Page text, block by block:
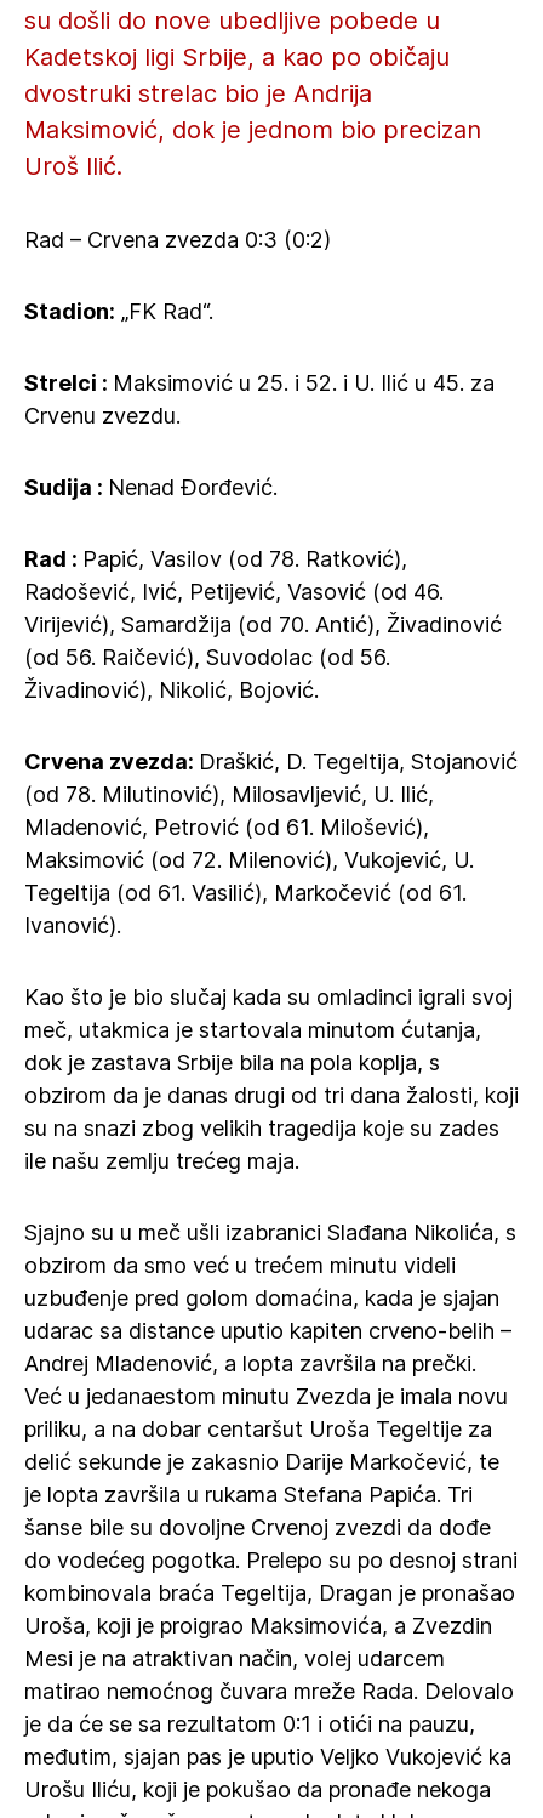
su došli do nove ubedljive pobede u
Kadetskoj ligi Srbije, a kao po običaju
dvostruki strelac bio je Andrija
Maksimović, dok je jednom bio precizan
Uroš Ilić.
Rad – Crvena zvezda 0:3 (0:2)
Stadion: „FK Rad“.
Strelci : Maksimović u 25. i 52. i U. Ilić u 45. za
Crvenu zvezdu.
Sudija : Nenad Đorđević.
Rad : Papić, Vasilov (od 78. Ratković),
Radošević, Ivić, Petijević, Vasović (od 46.
Virijević), Samardžija (od 70. Antić), Živadinović
(od 56. Raičević), Suvodolac (od 56.
Živadinović), Nikolić, Bojović.
Crvena zvezda: Draškić, D. Tegeltija, Stojanović
(od 78. Milutinović), Milosavljević, U. Ilić,
Mladenović, Petrović (od 61. Milošević),
Maksimović (od 72. Milenović), Vukojević, U.
Tegeltija (od 61. Vasilić), Markočević (od 61.
Ivanović).
Kao što je bio slučaj kada su omladinci igrali svoj
meč, utakmica je startovala minutom ćutanja,
dok je zastava Srbije bila na pola koplja, s
obzirom da je danas drugi od tri dana žalosti, koji
su na snazi zbog velikih tragedija koje su zades
ile našu zemlju trećeg maja.
Sjajno su u meč ušli izabranici Slađana Nikolića, s
obzirom da smo već u trećem minutu videli
uzbuđenje pred golom domaćina, kada je sjajan
udarac sa distance uputio kapiten crveno-belih –
Andrej Mladenović, a lopta završila na prečki.
Već u jedanaestom minutu Zvezda je imala novu
priliku, a na dobar centaršut Uroša Tegeltije za
delić sekunde je zakasnio Darije Markočević, te
je lopta završila u rukama Stefana Papića. Tri
šanse bile su dovoljne Crvenoj zvezdi da dođe
do vodećeg pogotka. Prelepo su po desnoj strani
kombinovala braća Tegeltija, Dragan je pronašao
Uroša, koji je proigrao Maksimovića, a Zvezdin
Mesi je na atraktivan način, volej udarcem
matirao nemoćnog čuvara mreže Rada. Delovalo
je da će se sa rezultatom 0:1 i otići na pauzu,
međutim, sjajan pas je uputio Veljko Vukojević ka
Urošu Iliću, koji je pokušao da pronađe nekoga